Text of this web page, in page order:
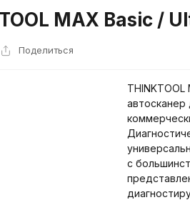
MAX Basic /
Поделиться
автосканер
с